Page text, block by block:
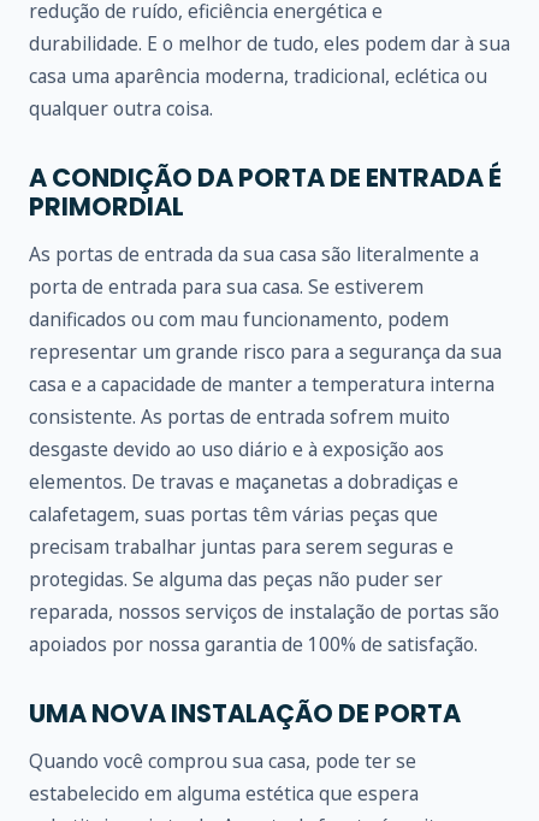
redução de ruído, eficiência energética e
durabilidade. E o melhor de tudo, eles podem dar à sua
casa uma aparência moderna, tradicional, eclética ou
qualquer outra coisa.
A CONDIÇÃO DA PORTA DE ENTRADA É
PRIMORDIAL
As portas de entrada da sua casa são literalmente a
porta de entrada para sua casa. Se estiverem
danificados ou com mau funcionamento, podem
representar um grande risco para a segurança da sua
casa e a capacidade de manter a temperatura interna
consistente. As portas de entrada sofrem muito
desgaste devido ao uso diário e à exposição aos
elementos. De travas e maçanetas a dobradiças e
calafetagem, suas portas têm várias peças que
precisam trabalhar juntas para serem seguras e
protegidas. Se alguma das peças não puder ser
reparada, nossos serviços de instalação de portas são
apoiados por nossa garantia de 100% de satisfação.
UMA NOVA INSTALAÇÃO DE PORTA
Quando você comprou sua casa, pode ter se
estabelecido em alguma estética que espera